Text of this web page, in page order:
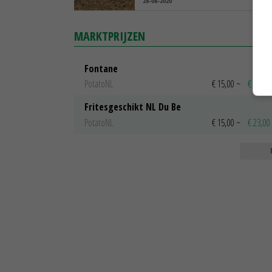
MARKTPRIJZEN
Fontane
PotatoNL
€ 15,00 ~ € 23,00
Fritesgeschikt NL Du Be
PotatoNL
€ 15,00 ~ € 23,00